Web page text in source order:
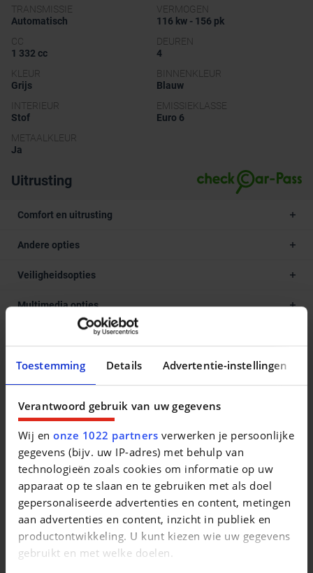
Toestemming Details Advertentie-instellingen
Verantwoord gebruik van uw gegevens
Wij enonze 1022 partners verwerken je persoonlijke
gegevens (bijv. uw IP-adres) met behulp van
technologieën zoals cookies om informatie op uw
apparaat op te slaan en te gebruiken met als doel
gepersonaliseerde advertenties en content, metingen
aan advertenties en content, inzicht in publiek en
productontwikkeling. U kunt kiezen wie uw gegevens
gebruikt en met welke doelen.
TRANSMISSIE
Automatisch
VERMOGEN
116 kw - 156 pk
CC
1 332 cc
DEUREN
4
KLEUR
Grijs
BINNENKLEUR
Blauw
INTERIEUR
Stof
EMISSIEKLASSE
Euro 6
METAALKLEUR
Ja
Uitrusting
Comfort en uitrusting
Andere opties
Veiligheidsopties
Multimedia opties
Beschrijving van het voertuig occasie
EIGENAAR!Wagen verkeert in TOPSTAAT! Android Auto -
BLIS - LED Pure Vision - GPS - Automatische Airco - Alu
Velgen 20" - Cruise Control - Bluetooth - Multifunctiestuur -
Radio + AUX + USB - Licht- Regensensor - Elektrische
Ramen + Zijspiegels - Trekhaak - Parkeersensoren VR + AR
- Achteruitrijcamera - Getinte Ruiten - Boordcomputer -
Start/Stop,...1 jaar wettelijke garantie inbegrepen voor
particulieren!Car-Pass aanwezig.Contactopname regio
Gent : 0032(0) 498 52 72 24 op 100m van de MAKRO!